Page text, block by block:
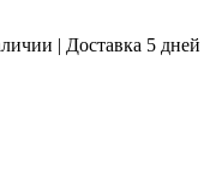
| Доставка 5 дней